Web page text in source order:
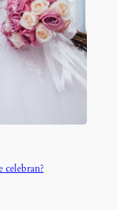
celebran?